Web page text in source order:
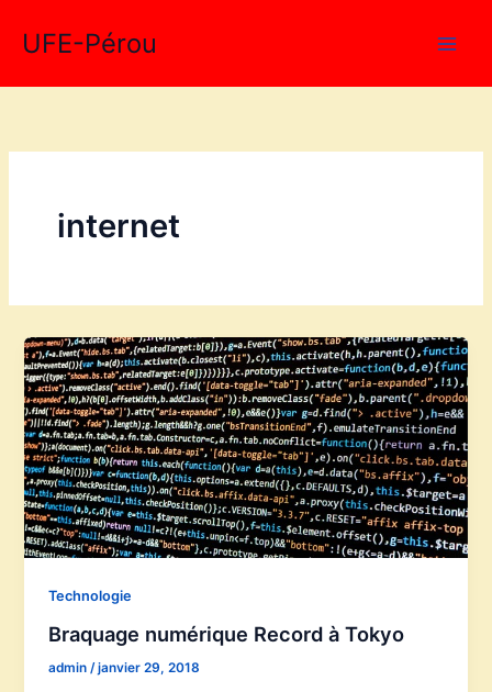
UFE-Pérou
internet
Technologie
Braquage numérique Record à Tokyo
admin /janvier 29, 2018